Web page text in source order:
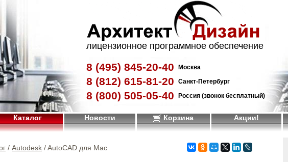
лицензионное программное обеспечение
8 (495) 845-20-40 Москва
8 (812) 615-81-20 Санкт-Петербург
8 (800) 505-05-40 Россия (звонок бесплатный)
Каталог Новости Корзина Акции!
/ Autodesk / AutoCAD для Mac